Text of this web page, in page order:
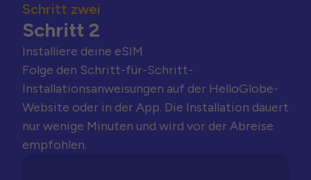
Schritt zwei
Schritt 2
Installiere deine eSIM
Folge den Schritt-für-Schritt-
Installationsanweisungen auf der HelloGlobe-
Website oder in der App. Die Installation dauert
nur wenige Minuten und wird vor der Abreise
empfohlen.